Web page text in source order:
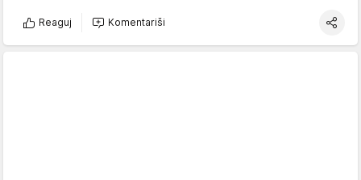
Reaguj Komentariši